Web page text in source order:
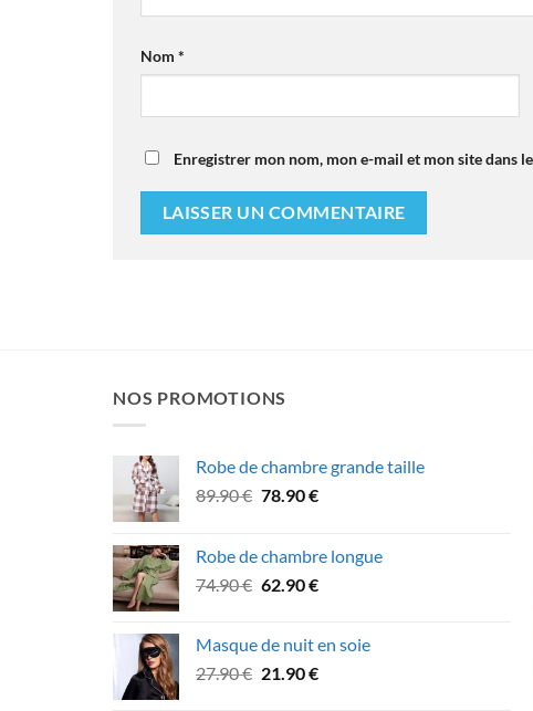
Nom *
Enregistrer mon nom, mon e-mail et mon site dans
NOS PROMOTIONS
Robe de chambre grande taille
89.90€ Le
était :
89.90 €.
78.90€Le
est :
78.90 €.
Robe de chambre longue
74.90€ Le
était :
74.90 €.
62.90€Le
est :
62.90 €.
Masque de nuit en soie
27.90€ Le
21.90€Le